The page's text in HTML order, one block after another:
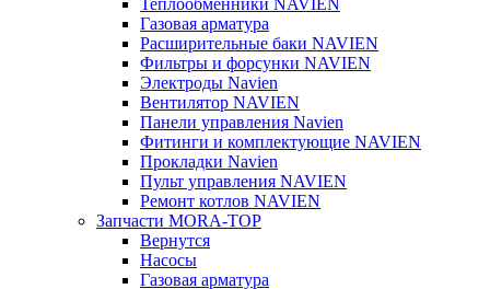
Теплообменники NAVIEN
Газовая арматура
Расширительные баки NAVIEN
Фильтры и форсунки NAVIEN
Электроды Navien
Вентилятор NAVIEN
Панели управления Navien
Фитинги и комплектующие NAVIEN
Прокладки Navien
Пульт управления NAVIEN
Ремонт котлов NAVIEN
Запчасти MORA-TOP
Вернутся
Насосы
Газовая арматура